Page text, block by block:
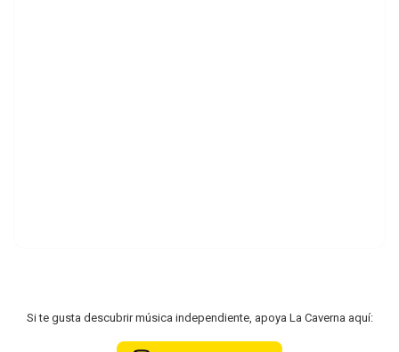
Si te gusta descubrir música independiente, apoya La Caverna aquí: